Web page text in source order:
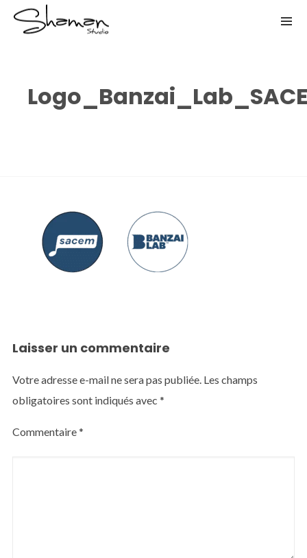
Laisser un commentaire
Votre adresse e-mail ne sera pas publiée. Les champs
obligatoires sont indiqués avec *
Commentaire*